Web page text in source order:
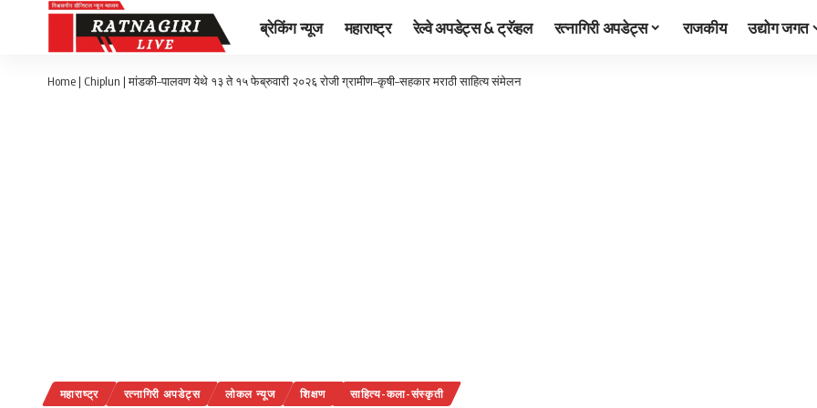
ब्रेकिंग न्यूज महाराष्ट्र रेल्वे अपडेट्स & ट्रॅव्हल रत्नागिरी अपडेट्स राजकीय उद्योग जगत
Home | Chiplun | मांडकी–पालवण येथे १३ ते १५ फेब्रुवारी २०२६ रोजी ग्रामीण–कृषी–सहकार मराठी साहित्य संमेलन
महाराष्ट्र रत्नागिरी अपडेट्स लोकल न्यूज शिक्षण साहित्य-कला-संस्कृती